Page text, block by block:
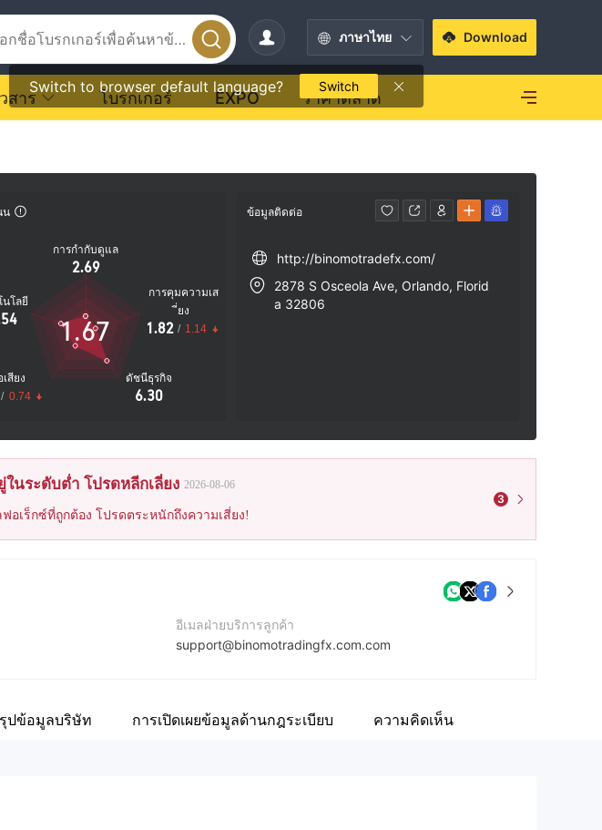
ภาษาไทย
Switch to browser default language? Switch
Download
สาร โบรกเกอร์ EXPO ราคาตลาด
น
การกำกับดูแล
2.69
นโลยี
สียง
/ 0.74
ดัชนีธุรกิจ
6.30
การคุมความเส
ี่ยง
1.82 / 1.14
1.67
ข้อมูลติดต่อ
http://binomotradefx.com/
2878 S Osceola Ave, Orlando, Florid
a 32806
นระดับต่ำ โปรดหลีกเลี่ยง 2026-08-06
อเร็กซ์ที่ถูกต้อง โปรดตระหนักถึงความเสี่ยง!
3
อีเมลฝ่ายบริการลูกค้า
support@binomotradingfx.com.com
ที่อยู่บริษัท
ปข้อมูลบริษัท การเปิดเผยข้อมูลด้านกฎระเบียบ ความคิดเห็น